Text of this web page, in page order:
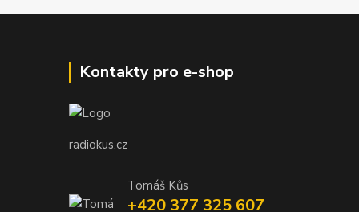
Kontakty pro e-shop
radiokus.cz
Tomáš Kůs
+420 377 325 607